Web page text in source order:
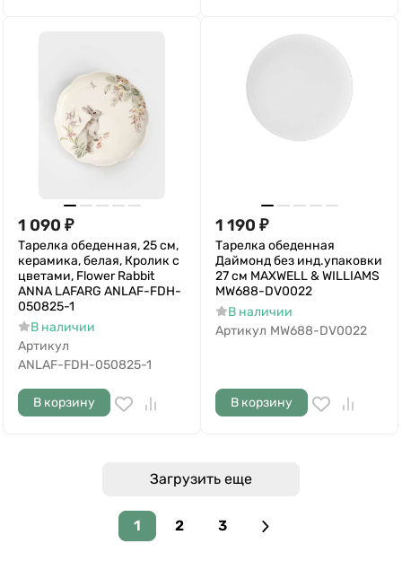
1 090 ₽
Тарелка обеденная, 25 см,
керамика, белая, Кролик с
цветами, Flower Rabbit
ANNA LAFARG ANLAF-FDH-
050825-1
В наличии
Артикул
ANLAF-FDH-050825-1
В корзину
1 190 ₽
Тарелка обеденная
Даймонд без инд.упаковки
27 см MAXWELL & WILLIAMS
MW688-DV0022
В наличии
Артикул MW688-DV0022
В корзину
Загрузить еще
1 2 3